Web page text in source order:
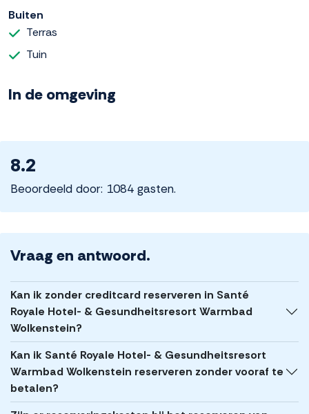
Buiten
Terras
Tuin
In de omgeving
8.2
Beoordeeld door: 1084 gasten.
Vraag en antwoord.
Kan ik zonder creditcard reserveren in Santé
Royale Hotel- & Gesundheitsresort Warmbad
Wolkenstein?
Kan ik Santé Royale Hotel- & Gesundheitsresort
Warmbad Wolkenstein reserveren zonder vooraf te
betalen?